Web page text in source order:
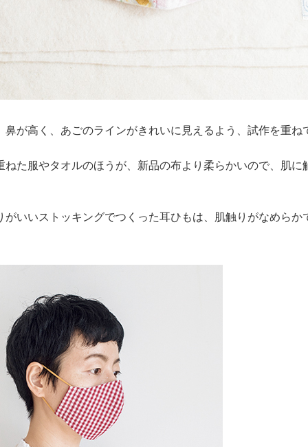
鼻が高く、あごのラインがきれいに見えるよう、試作を重ね
ねた服やタオルのほうが、新品の布より柔らかいので、肌に
がいいストッキングでつくった耳ひもは、肌触りがなめらか